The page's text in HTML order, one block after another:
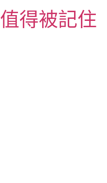
得被記住